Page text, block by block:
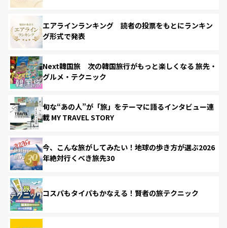
エアラインランキング 読者の投票をもとにランキン
グ形式で発表
Next韓国旅 次の韓国旅行がもっと楽しくなる 旅先・
グルメ・テクニック
旬な“あの人”が「旅」をテーマに語るインタビュー連
載 MY TRAVEL STORY
今、こんな旅がしてみたい！地球の歩き方が選ぶ2026
年絶対行くべき旅先30
コスパもタイパもかなえる！賢者の旅テクニック